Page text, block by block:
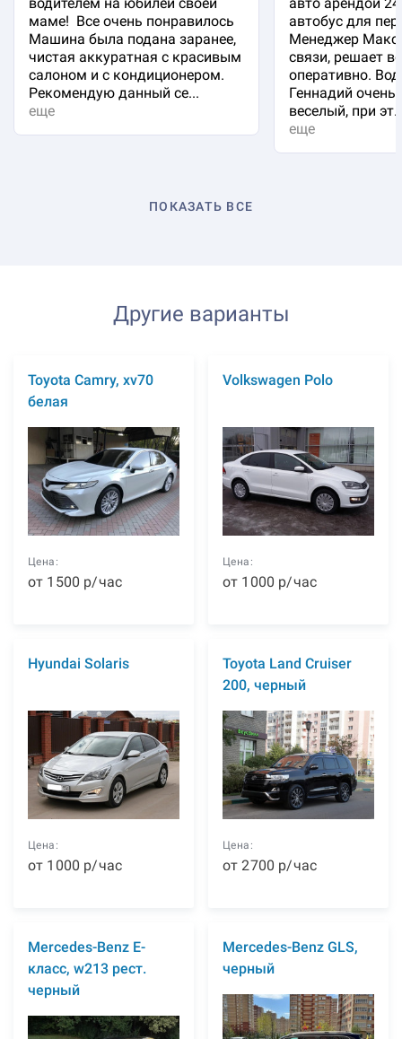
маме! Все очень понравилось
Машина была подана заранее,
чистая аккуратная с красивым
салоном и с кондиционером.
Рекомендую данный се...
еще
автобус для
Менеджер
связи, решает
оперативно.
Геннадий очень
веселый, при
еще
ПОКАЗАТЬ ВСЕ
Другие варианты
Toyota Camry, xv70
белая
Цена:
от 1500 р/час
Volkswagen Polo
Цена:
от 1000 р/час
Hyundai Solaris
Цена:
от 1000 р/час
Toyota Land Cruiser
200, черный
Цена:
от2700 р/час
Mercedes-Benz E-
класс, w213 рест.
черный
Mercedes-Benz GLS,
черный